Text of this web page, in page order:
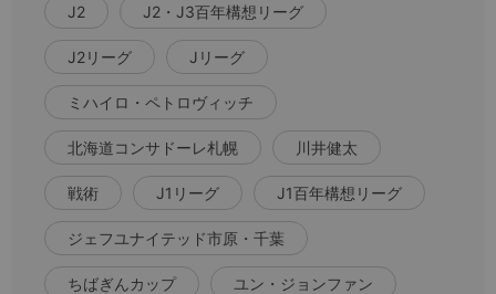
J2 J2・J3百年構想リーグ
J2リーグ Jリーグ
ミハイロ・ペトロヴィッチ
北海道コンサドーレ札幌 川井健太
戦術 J1リーグ J1百年構想リーグ
ジェフユナイテッド市原・千葉
ちばぎんカップ ユン・ジョンファン